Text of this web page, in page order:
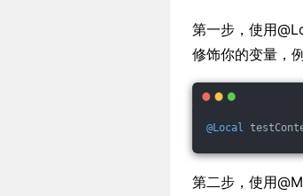
第一步，使用
修饰你的变量，
@Local
第二步，使用